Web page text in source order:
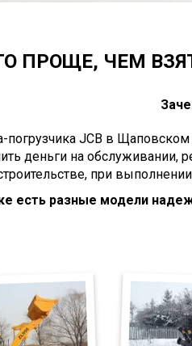
ПРОЩЕ, ЧЕМ
погрузчика JCB в
деньги на обслуживании,
при
есть разные модели